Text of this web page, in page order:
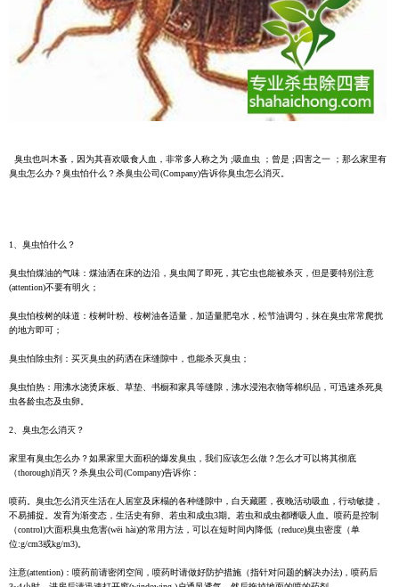
臭虫也叫木蚤，因为其喜欢吸食人血，非常多人称之为 ;吸血虫 ；曾是 ;四害之一 ；那么家里有
臭虫怎么办？臭虫怕什么？杀臭虫公司(Company)告诉你臭虫怎么消灭。
1、臭虫怕什么？
臭虫怕煤油的气味：煤油洒在床的边沿，臭虫闻了即死，其它虫也能被杀灭，但是要特别注意
(attention)不要有明火；
臭虫怕桉树的味道：桉树叶粉、桉树油各适量，加适量肥皂水，松节油调匀，抹在臭虫常常爬扰
的地方即可；
臭虫怕除虫剂：买灭臭虫的药洒在床缝隙中，也能杀灭臭虫；
臭虫怕热：用沸水浇烫床板、草垫、书橱和家具等缝隙，沸水浸泡衣物等棉织品，可迅速杀死臭
虫各龄虫态及虫卵。
2、臭虫怎么消灭？
家里有臭虫怎么办？如果家里大面积的爆发臭虫，我们应该怎么做？怎么才可以将其彻底
（thorough)消灭？杀臭虫公司(Company)告诉你：
喷药。臭虫怎么消灭生活在人居室及床榻的各种缝隙中，白天藏匿，夜晚活动吸血，行动敏捷，
不易捕捉。发育为渐变态，生活史有卵、若虫和成虫3期。若虫和成虫都嗜吸人血。喷药是控制
（control)大面积臭虫危害(wēi hài)的常用方法，可以在短时间内降低（reduce)臭虫密度（单
位:g/cm3或kg/m3)。
注意(attention)：喷药前请密闭空间，喷药时请做好防护措施（指针对问题的解决办法)，喷药后